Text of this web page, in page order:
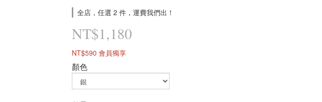
全店，任選 2 件，運費我們出！
NT$1,180
NT$590 會員獨享
顏色